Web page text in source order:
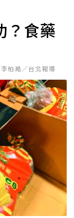
？食藥
柏澔／台北報導